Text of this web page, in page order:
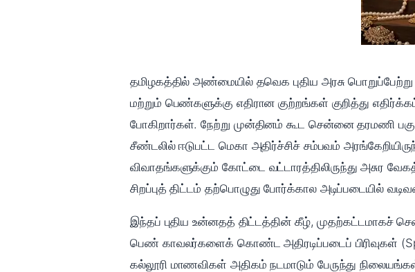
தமிழகத்தில் அண்மையில் தவெக புதிய அரசு
மற்றும் பெண்களுக்கு எதிரான குற்றங்கள் குறித்து
போகிறார்கள். நேற்று முன்தினம் கூட சென்னை தரமணி
சீண்டலில் ஈடுபட்ட மெகா அதிர்ச்சிச் சம்பவம்
விவாதங்களுக்கும் கோட்டை வட்டாரத்திலிருந்து அசுர
சிறப்புத் திட்டம் தற்பொழுது போர்க்கால அடிப்படையில்
இந்தப் புதிய உன்னதத் திட்டத்தின் கீழ், முதற்கட்டமாகச்
பெண் காவலர்களைக் கொண்ட அதிரடிப்படைப் பிரிவுகள்
கல்லூரி மாணவிகள் அதிகம் நடமாடும் பேருந்து